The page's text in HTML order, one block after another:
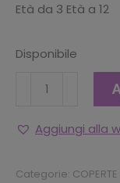
Età da 3 Età a 12
Disponibile
Super
Coperta
Pile
Aggiungi alla
Categorie: